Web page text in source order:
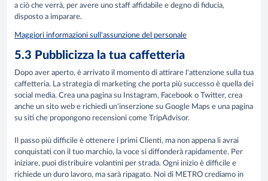
a ciò che verrà, per avere uno staff affidabile e degno di fiducia,
disposto a imparare.
Maggiori informazioni sull'assunzione del personale
5.3 Pubblicizza la tua caffetteria
Dopo aver aperto, è arrivato il momento di attirare l'attenzione sulla tua
caffetteria. La strategia di marketing che porta più successo è quella dei
social media. Crea una pagina su Instagram, Facebook o Twitter, crea
anche un sito web e richiedi un'inserzione su Google Maps e una pagina
su siti che propongono recensioni come TripAdvisor.
Il passo più difficile è ottenere i primi Clienti, ma non appena li avrai
conquistati con il tuo marchio, la voce si diffonderà rapidamente. Per
iniziare, puoi distribuire volantini per strada. Ogni inizio è difficile e
richiede un duro lavoro, ma sarà ripagato. Noi di METRO crediamo in